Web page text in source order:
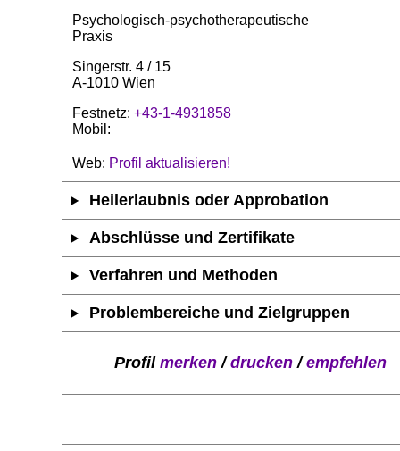
Psychologisch-psychotherapeutische
Praxis
Singerstr. 4 / 15
A-1010 Wien
Festnetz: +43-1-4931858
Mobil:
Web: Profil aktualisieren!
Heilerlaubnis oder Approbation
Abschlüsse und Zertifikate
Verfahren und Methoden
Problembereiche und Zielgruppen
Profil merken/drucken/empfehlen